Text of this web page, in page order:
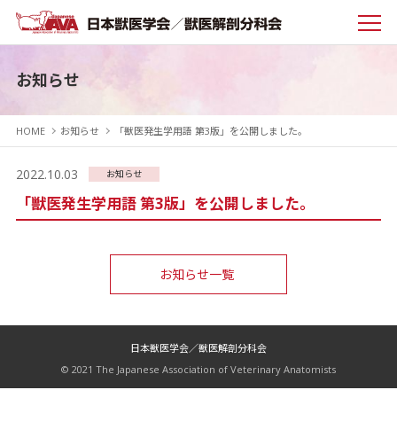
お知らせ
HOME お知らせ 「獣医発生学用語 第3版」を公開しました。
2022.10.03 お知らせ
「獣医発生学用語 第3版」を公開しました。
お知らせ一覧
日本獣医学会／獣医解剖分科会
© 2021 The Japanese Association of Veterinary Anatomists